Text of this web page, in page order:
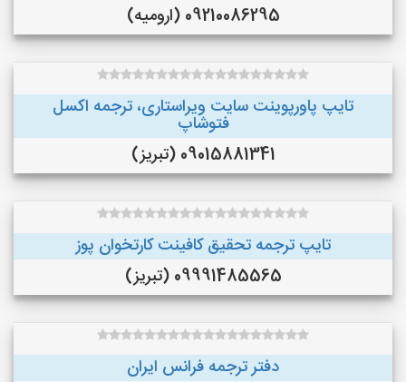
09210086295 (ارومیه)
تایپ پاورپوینت سایت ویراستاری، ترجمه اکسل
فتوشاپ
09015881341 (تبریز)
تایپ ترجمه تحقیق کافینت کارتخوان پوز
09991485565 (تبریز)
دفتر ترجمه فرانس ایران